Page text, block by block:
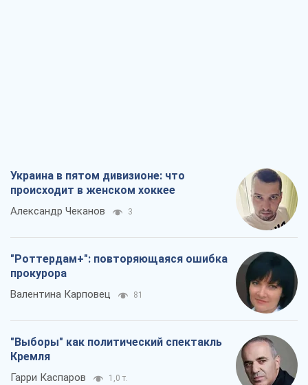
Украина в пятом дивизионе: что
происходит в женском хоккее
Александр Чеканов 3
"Роттердам+": повторяющаяся ошибка
прокурора
Валентина Карповец 81
"Выборы" как политический спектакль
Кремля
Гарри Каспаров 1,0 т.